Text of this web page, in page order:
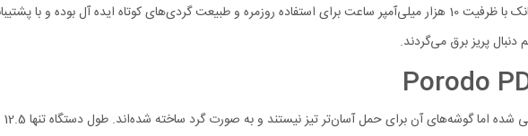
پریز برق می‌گردند.